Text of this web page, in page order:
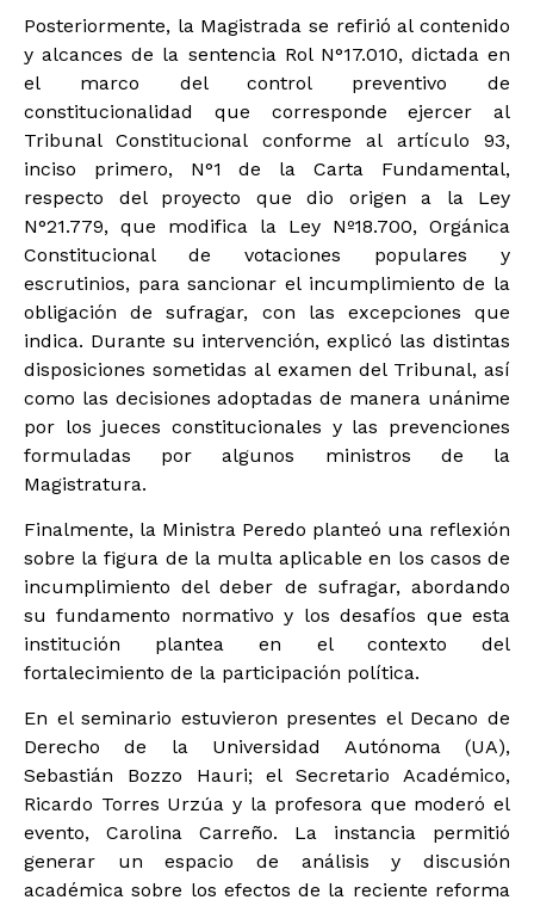
Posteriormente, la Magistrada se refirió al contenido
y alcances de la sentencia Rol N°17.010, dictada en
el marco del control preventivo de
constitucionalidad que corresponde ejercer al
Tribunal Constitucional conforme al artículo 93,
inciso primero, N°1 de la Carta Fundamental,
respecto del proyecto que dio origen a la Ley
N°21.779, que modifica la Ley Nº18.700, Orgánica
Constitucional de votaciones populares y
escrutinios, para sancionar el incumplimiento de la
obligación de sufragar, con las excepciones que
indica. Durante su intervención, explicó las distintas
disposiciones sometidas al examen del Tribunal, así
como las decisiones adoptadas de manera unánime
por los jueces constitucionales y las prevenciones
formuladas por algunos ministros de la
Magistratura.
Finalmente, la Ministra Peredo planteó una reflexión
sobre la figura de la multa aplicable en los casos de
incumplimiento del deber de sufragar, abordando
su fundamento normativo y los desafíos que esta
institución plantea en el contexto del
fortalecimiento de la participación política.
En el seminario estuvieron presentes el Decano de
Derecho de la Universidad Autónoma (UA),
Sebastián Bozzo Hauri; el Secretario Académico,
Ricardo Torres Urzúa y la profesora que moderó el
evento, Carolina Carreño. La instancia permitió
generar un espacio de análisis y discusión
académica sobre los efectos de la reciente reforma